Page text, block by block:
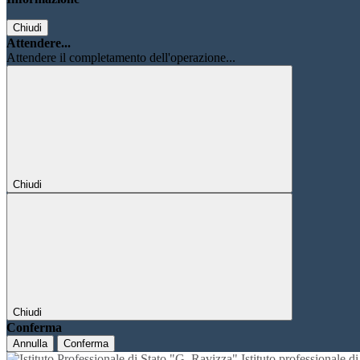
Chiudi
Attendere...
Attendere il completamento dell'operazione...
Chiudi
Chiudi
Conferma
Annulla Conferma